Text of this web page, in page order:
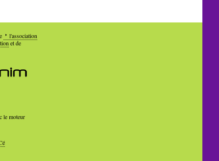
l'association
et de
le moteur